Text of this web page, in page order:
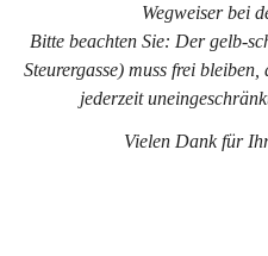
Wegweiser bei
Bitte beachten Sie: Der gelb-
Steurergasse) muss frei
jederzeit
Vielen Dank für